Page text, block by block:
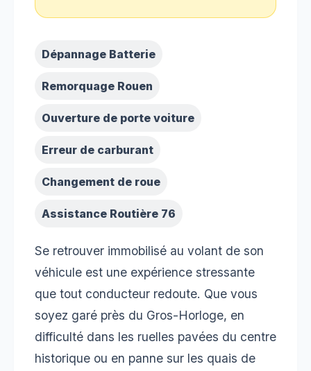
Dépannage Batterie
Remorquage Rouen
Ouverture de porte voiture
Erreur de carburant
Changement de roue
Assistance Routière 76
Se retrouver immobilisé au volant de son
véhicule est une expérience stressante
que tout conducteur redoute. Que vous
soyez garé près du Gros-Horloge, en
difficulté dans les ruelles pavées du centre
historique ou en panne sur les quais de